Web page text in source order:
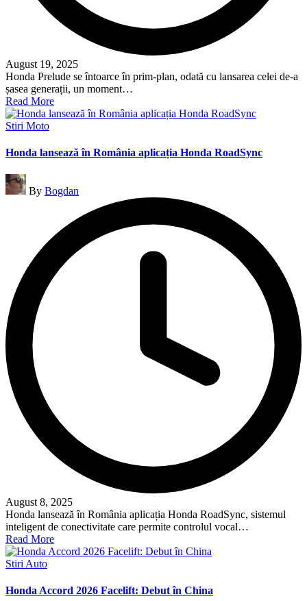
August 19, 2025
Honda Prelude se întoarce în prim-plan, odată cu lansarea celei de-a
șasea generații, un moment…
Read More
Posted
Stiri Moto
Honda lansează în România aplicația Honda RoadSync
Posted
by
By Bogdan
August 8, 2025
Honda lansează în România aplicația Honda RoadSync, sistemul
inteligent de conectivitate care permite controlul vocal…
Read More
Posted
Stiri Auto
Honda Accord 2026 Facelift: Debut în China